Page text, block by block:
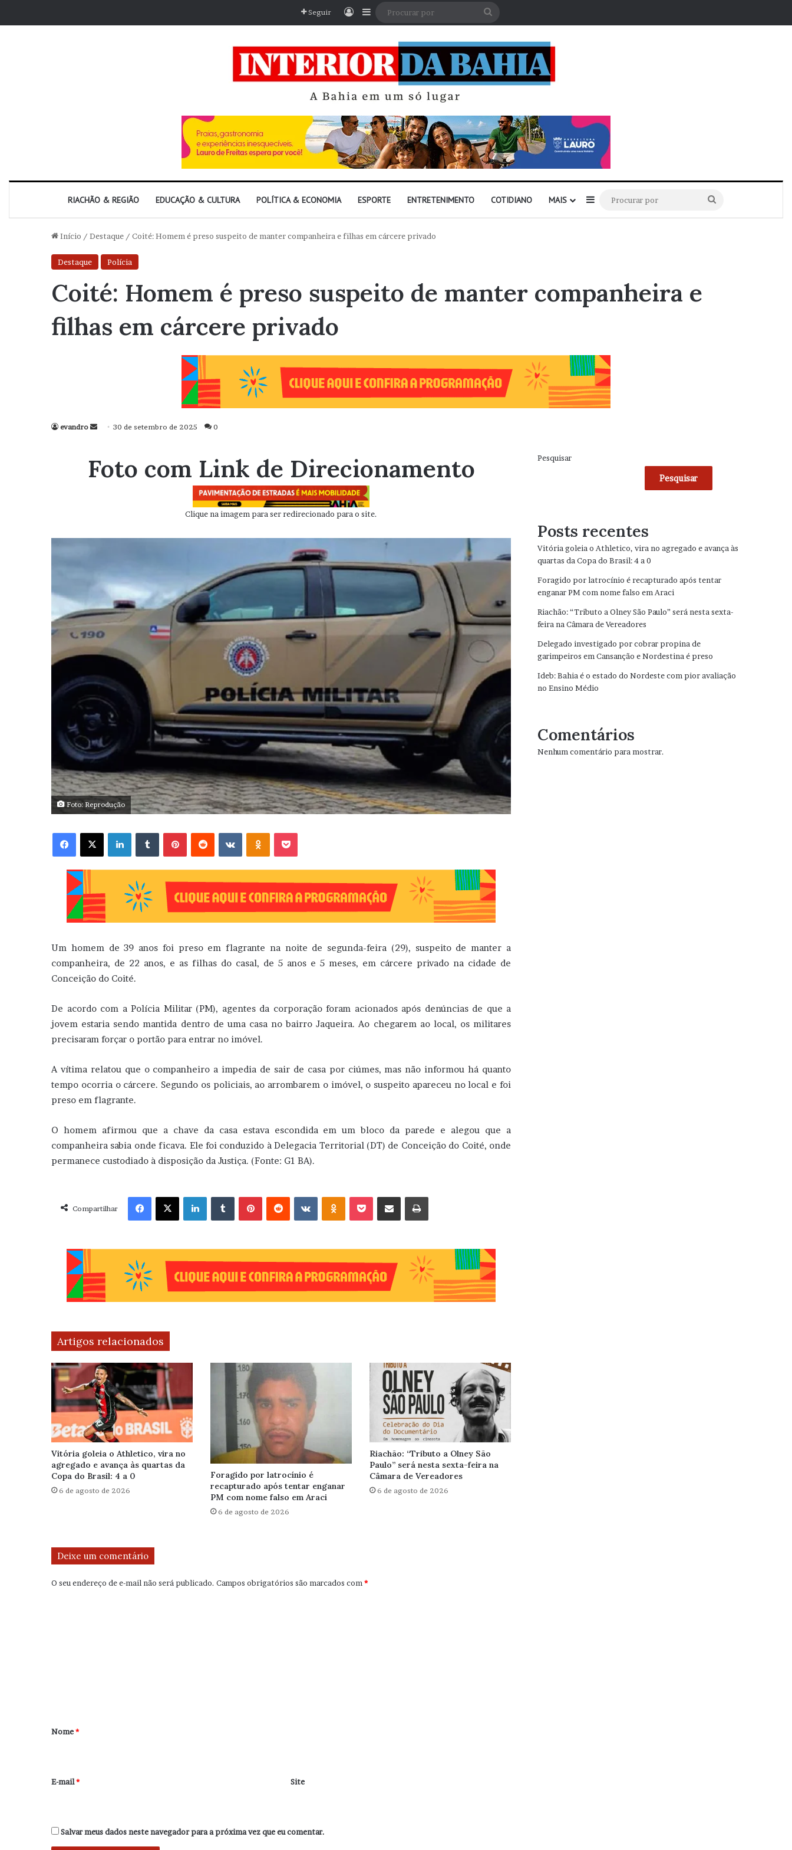
Seguir EntrarBarra Lateral
RIACHÃO & REGIÃO EDUCAÇÃO & CULTURA POLÍTICA & ECONOMIA ESPORTE ENTRETENIMENTO COTIDIANO MAIS Barra Lateral
por
Início / Destaque / Coité: Homem é preso suspeito de manter companheira e filhas em cárcere privado
Destaque Polícia
Coité: Homem é preso suspeito de manter companheira e
filhas em cárcere privado
evandro
Mande
mail
30 de setembro de 2025 0
Foto com Link de Direcionamento
Clique na imagem para ser redirecionado para o site.
Foto: Reprodução
Facebook X Linkedin VK OK
Um homem de 39 anos foi preso em flagrante na noite de segunda-feira (29), suspeito de manter a
companheira, de 22 anos, e as filhas do casal, de 5 anos e 5 meses, em cárcere privado na cidade de
Conceição do Coité.
De acordo com a Polícia Militar (PM), agentes da corporação foram acionados após denúncias de que a
jovem estaria sendo mantida dentro de uma casa no bairro Jaqueira. Ao chegarem ao local, os militares
precisaram forçar o portão para entrar no imóvel.
A vítima relatou que o companheiro a impedia de sair de casa por ciúmes, mas não informou há quanto
tempo ocorria o cárcere. Segundo os policiais, ao arrombarem o imóvel, o suspeito apareceu no local e foi
preso em flagrante.
O homem afirmou que a chave da casa estava escondida em um bloco da parede e alegou que a
companheira sabia onde ficava. Ele foi conduzido à Delegacia Territorial (DT) de Conceição do Coité, onde
permanece custodiado à disposição da Justiça. (Fonte: G1 BA).
Compartilhar
Facebook X Linkedin VK OK
Artigos relacionados
Vitória goleia o Athletico, vira no
agregado e avança às quartas da
Copa do Brasil: 4 a 0
6 de agosto de 2026
Foragido por latrocínio é
recapturado após tentar enganar
PM com nome falso em Araci
6 de agosto de 2026
Riachão: “Tributo a Olney São
Paulo” será nesta sexta-feira na
Câmara de Vereadores
6 de agosto de 2026
Deixe um comentário
O seu endereço de e-mail não será publicado. Campos obrigatórios são marcados com *
r
*
Nome*
E-mail* Site
Salvar meus dados neste navegador para a próxima vez que eu comentar.
Pesquisar
Pesquisar
Posts recentes
Vitória goleia o Athletico, vira no agregado e avança às
quartas da Copa do Brasil: 4 a 0
Foragido por latrocínio é recapturado após tentar
enganar PM com nome falso em Araci
Riachão: “Tributo a Olney São Paulo” será nesta sexta-
feira na Câmara de Vereadores
Delegado investigado por cobrar propina de
garimpeiros em Cansanção e Nordestina é preso
Ideb: Bahia é o estado do Nordeste com pior avaliação
no Ensino Médio
Comentários
Nenhum comentário para mostrar.